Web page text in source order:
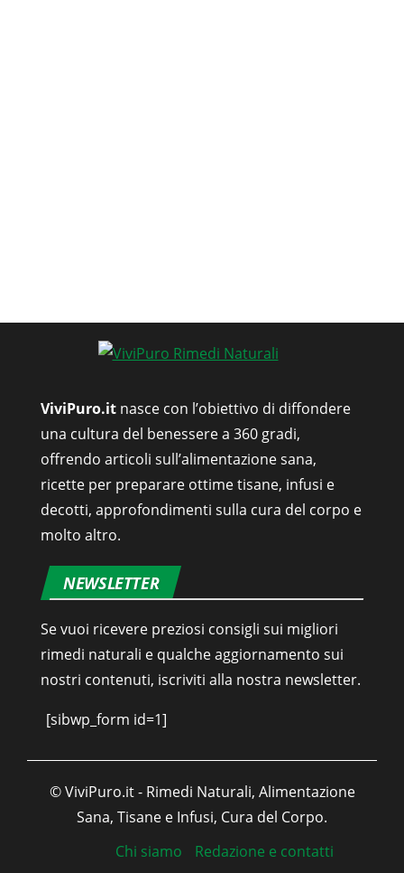
ViviPuro.it nasce con l’obiettivo di diffondere
una cultura del benessere a 360 gradi,
offrendo articoli sull’alimentazione sana,
ricette per preparare ottime tisane, infusi e
decotti, approfondimenti sulla cura del corpo e
molto altro.
NEWSLETTER
Se vuoi ricevere preziosi consigli sui migliori
rimedi naturali e qualche aggiornamento sui
nostri contenuti, iscriviti alla nostra newsletter.
[sibwp_form id=1]
© ViviPuro.it - Rimedi Naturali, Alimentazione
Sana, Tisane e Infusi, Cura del Corpo.
Chi siamo
Redazione e contatti